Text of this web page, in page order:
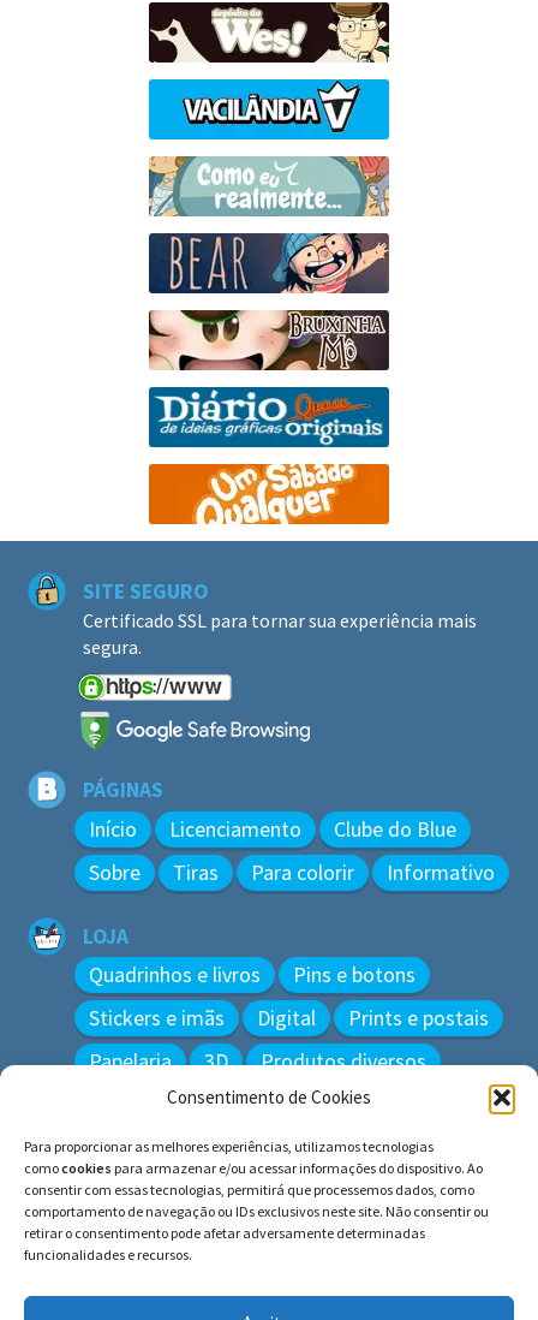
Consentimento de Cookies
Para proporcionar as melhores experiências, utilizamos tecnologias
comocookies para armazenar e/ou acessar informações do dispositivo. Ao
consentir com essas tecnologias, permitirá que processemos dados, como
comportamento de navegação ou IDs exclusivos neste site. Não consentir ou
retirar o consentimento pode afetar adversamente determinadas
funcionalidades e recursos.
SITE SEGURO
Certificado SSL para tornar sua experiência mais
segura.
PÁGINAS
Início Licenciamento
Clube do Blue
Sobre
Tiras Para colorir Informativo
LOJA
Quadrinhos e livros
Pins e botons
Stickers e imãs
Digital
Prints e postais
Papelaria
3D Produtos diversos
Pesquisar
por:
© BLUE e os gatos ∙ todos os direitos reservados.